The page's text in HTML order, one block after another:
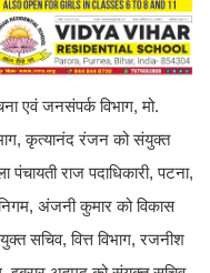
एवं जनसंपर्क विभाग, मो.
कृत्यानंद रंजन को संयुक्त
राज पदाधिकारी, पटना,
अंजनी कुमार को विकास
सचिव, वित्त विभाग, रजनीश